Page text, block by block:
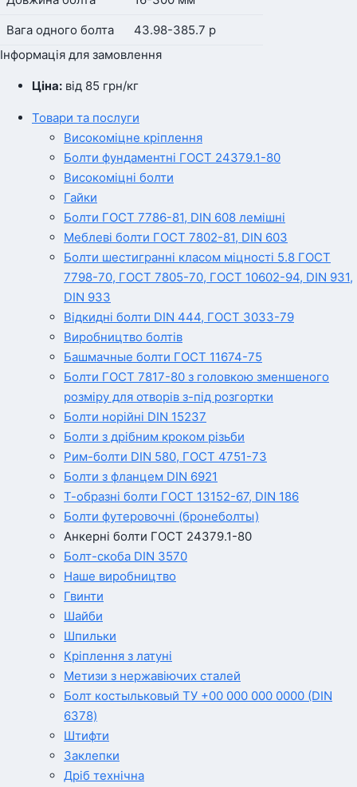
Вага одного болта
43.98-385.7 р
Інформація для замовлення
Ціна: від 85 грн/кг
Товари та послуги
Високоміцне кріплення
Болти фундаментні ГОСТ 24379.1-80
Високоміцні болти
Гайки
Болти ГОСТ 7786-81, DIN 608 лемішні
Меблеві болти ГОСТ 7802-81, DIN 603
Болти шестигранні класом міцності 5.8 ГОСТ
7798-70, ГОСТ 7805-70, ГОСТ 10602-94, DIN 931,
DIN 933
Відкидні болти DIN 444, ГОСТ 3033-79
Виробництво болтів
Башмачные болти ГОСТ 11674-75
Болти ГОСТ 7817-80 з головкою зменшеного
розміру для отворів з-під розгортки
Болти норійні DIN 15237
Болти з дрібним кроком різьби
Рим-болти DIN 580, ГОСТ 4751-73
Болти з фланцем DIN 6921
Т-образні болти ГОСТ 13152-67, DIN 186
Болти футеровочні (бронеболты)
Анкерні болти ГОСТ 24379.1-80
Болт-скоба DIN 3570
Наше виробництво
Гвинти
Шайби
Шпильки
Кріплення з латуні
Метизи з нержавіючих сталей
Болт костыльковый ТУ +00 000 000 0000 (DIN
6378)
Штифти
Заклепки
Дріб технічна